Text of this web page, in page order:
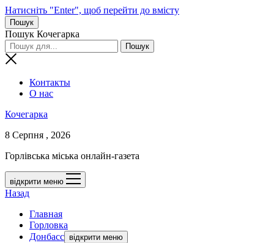
Натисніть "Enter", щоб перейти до вмісту
Пошук
Пошук Кочегарка
Контакты
О нас
Кочегарка
8 Серпня , 2026
Горлівська міська онлайн-газета
відкрити меню
Назад
Главная
Горловка
Донбасс відкрити меню